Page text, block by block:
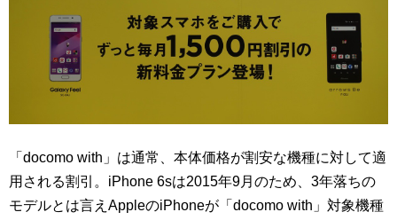
「docomo with」は通常、本体価格が割安な機種に対して適
用される割引。iPhone 6sは2015年9月のため、3年落ちの
モデルとは言えAppleのiPhoneが「docomo with」対象機種